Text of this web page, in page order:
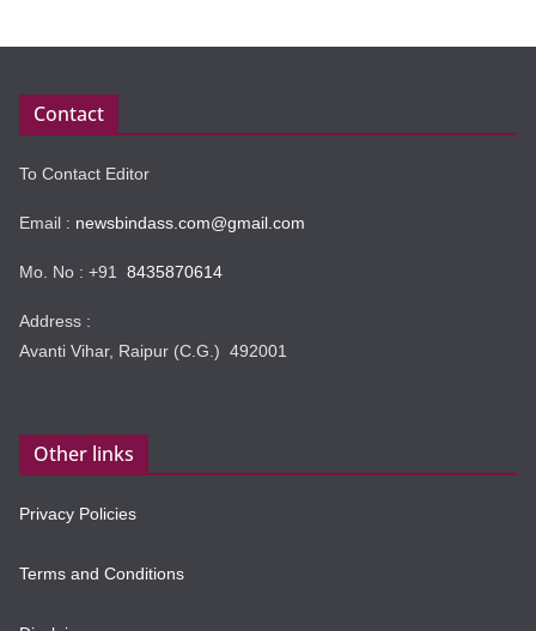
Contact
To Contact Editor
Email : newsbindass.com@gmail.com
Mo. No : +91 8435870614
Address :
Avanti Vihar, Raipur (C.G.) 492001
Other links
Privacy Policies
Terms and Conditions